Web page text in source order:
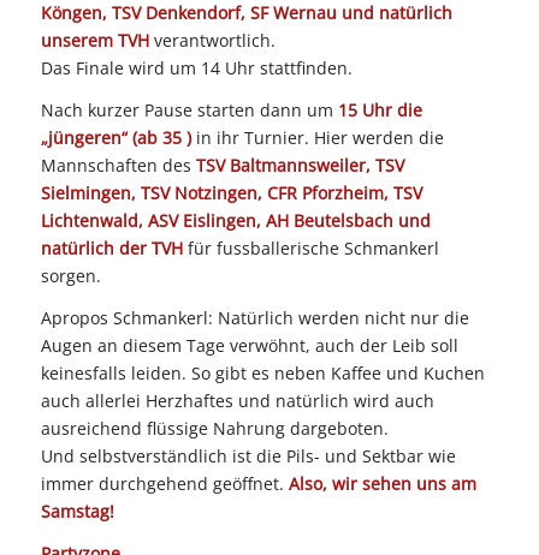
Köngen, TSV Denkendorf, SF Wernau und natürlich
unserem TVHverantwortlich.
Das Finale wird um 14 Uhr stattfinden.
Nach kurzer Pause starten dann um 15 Uhr die
„jüngeren“ (ab 35 )in ihr Turnier. Hier werden die
Mannschaften des TSV Baltmannsweiler, TSV
Sielmingen, TSV Notzingen, CFR Pforzheim, TSV
Lichtenwald, ASV Eislingen, AH Beutelsbach und
natürlich der TVHfür fussballerische Schmankerl
sorgen.
Apropos Schmankerl: Natürlich werden nicht nur die
Augen an diesem Tage verwöhnt, auch der Leib soll
keinesfalls leiden. So gibt es neben Kaffee und Kuchen
auch allerlei Herzhaftes und natürlich wird auch
ausreichend flüssige Nahrung dargeboten.
Und selbstverständlich ist die Pils- und Sektbar wie
immer durchgehend geöffnet. Also, wir sehen uns am
Samstag!